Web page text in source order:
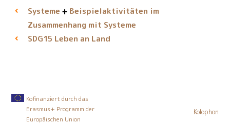
Systeme
Beispielaktivitäten im
Zusammenhang mit Systeme
SDG15 Leben an Land
Kofinanziert durch das
Erasmus+ Programm der
Europäischen Union
Kolophon